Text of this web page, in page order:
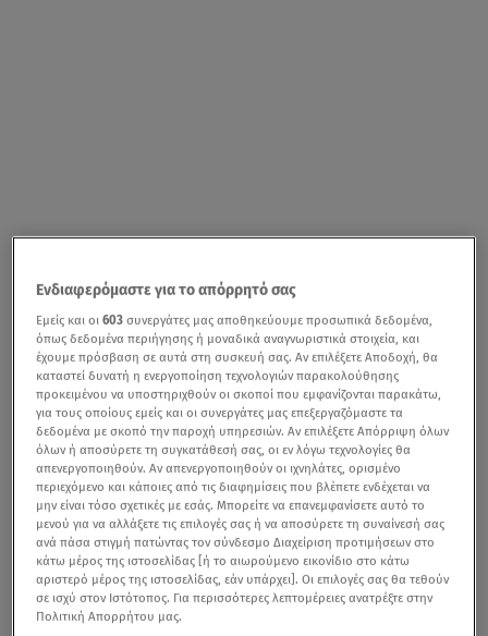
Ενδιαφερόμαστε για το απόρρητό σας
Εμείς και οι603 συνεργάτες μας αποθηκεύουμε προσωπικά δεδομένα,
όπως δεδομένα περιήγησης ή μοναδικά αναγνωριστικά στοιχεία, και
έχουμε πρόσβαση σε αυτά στη συσκευή σας. Αν επιλέξετε Αποδοχή, θα
καταστεί δυνατή η ενεργοποίηση τεχνολογιών παρακολούθησης
προκειμένου να υποστηριχθούν οι σκοποί που εμφανίζονται παρακάτω,
για τους οποίους εμείς και οι συνεργάτες μας επεξεργαζόμαστε τα
δεδομένα με σκοπό την παροχή υπηρεσιών. Αν επιλέξετε Απόρριψη όλων
όλων ή αποσύρετε τη συγκατάθεσή σας, οι εν λόγω τεχνολογίες θα
απενεργοποιηθούν. Αν απενεργοποιηθούν οι ιχνηλάτες, ορισμένο
περιεχόμενο και κάποιες από τις διαφημίσεις που βλέπετε ενδέχεται να
μην είναι τόσο σχετικές με εσάς. Μπορείτε να επανεμφανίσετε αυτό το
μενού για να αλλάξετε τις επιλογές σας ή να αποσύρετε τη συναίνεσή σας
ανά πάσα στιγμή πατώντας τον σύνδεσμο Διαχείριση προτιμήσεων στο
κάτω μέρος της ιστοσελίδας [ή το αιωρούμενο εικονίδιο στο κάτω
αριστερό μέρος της ιστοσελίδας, εάν υπάρχει]. Οι επιλογές σας θα τεθούν
σε ισχύ στον Ιστότοπος. Για περισσότερες λεπτομέρειες ανατρέξτε στην
Πολιτική Απορρήτου μας.